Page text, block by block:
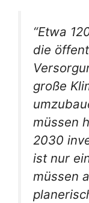
“Etwa
die
große
müssen
2030
ist nur
müssen